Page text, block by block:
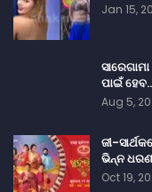
Jan 15,
ପାଇଁ
Aug 5,
ଜୀ-
ଭିନ୍ନ
Oct 19,